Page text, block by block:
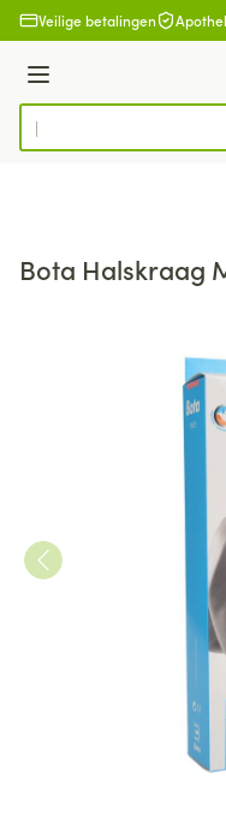
Ga naar de inhoud
Veilige betalingen
Menu
Product, merk,
Bota Halskraag